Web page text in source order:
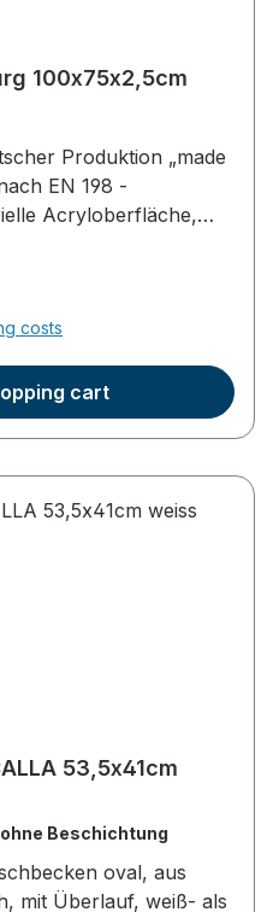
100x75x2,5cm
Produktion „made
EN 198 -
Acryloberfläche,
EPS Unterseite
(nicht für
costs
cart
53,5x41cm
ohne Beschichtung
oval, aus
mit Überlauf, weiß- als